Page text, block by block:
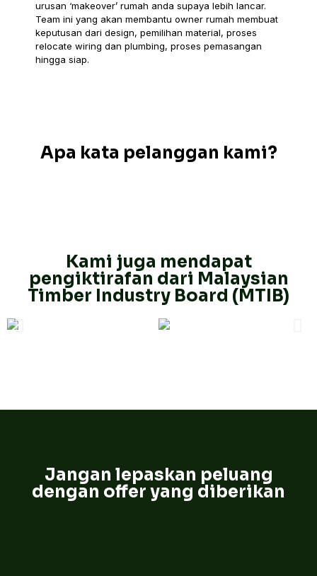
urusan ‘makeover’ rumah anda supaya lebih lancar.
Team ini yang akan membantu owner rumah membuat
keputusan dari design, pemilihan material, proses
relocate wiring dan plumbing, proses pemasangan
hingga siap.
Apa kata pelanggan kami?
Kami juga mendapat
pengiktirafan dari Malaysian
Timber Industry Board (MTIB)
Jangan lepaskan peluang
dengan offer yang diberikan